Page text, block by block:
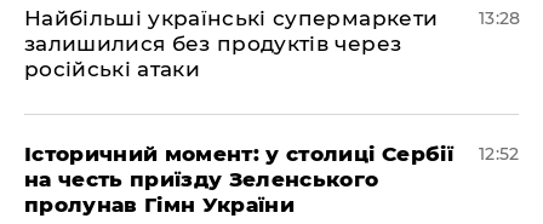
Найбільші українські супермаркети
залишилися без продуктів через
російські атаки
13:28
Історичний момент: у столиці Сербії
на честь приїзду Зеленського
пролунав Гімн України
12:52